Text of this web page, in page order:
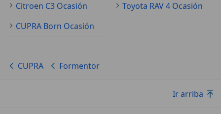
Citroen C3 Ocasión
Toyota RAV 4 Ocasión
CUPRA Born Ocasión
CUPRA Formentor
Ir arriba